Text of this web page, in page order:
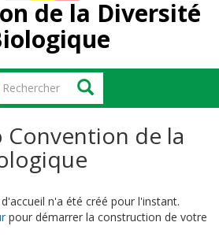
de la Diversité
Rechercher
de la
n'a été créé pour l'instant.
pour démarrer la construction de votre